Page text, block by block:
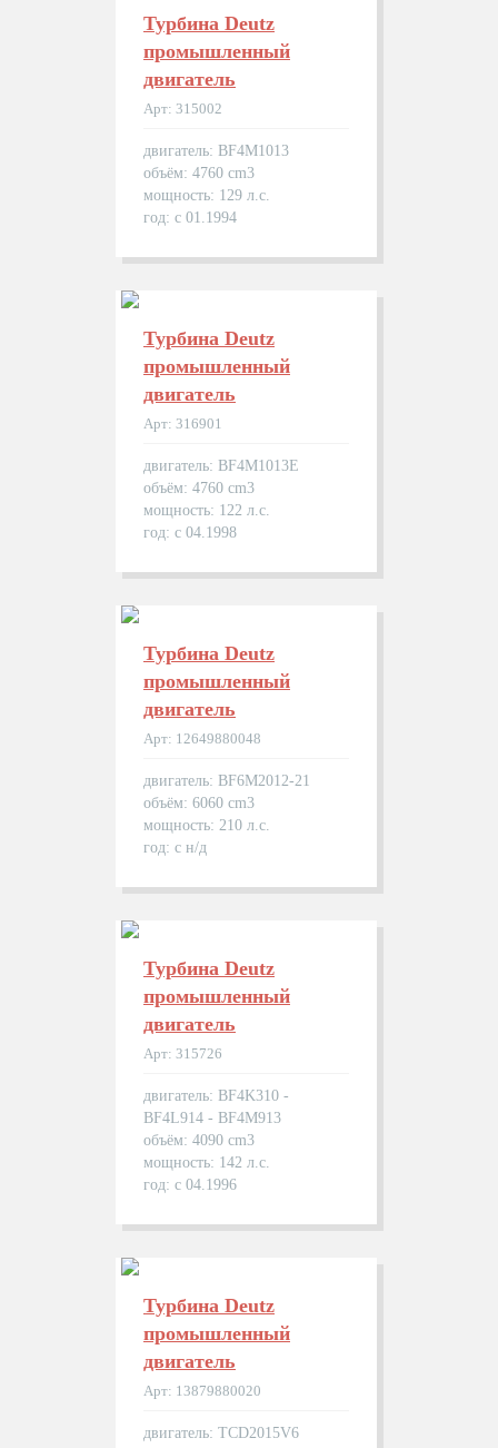
Турбина Deutz
промышленный
двигатель
Арт: 315002
двигатель: BF4M1013
объём: 4760 cm3
мощность: 129 л.с.
год: с 01.1994
Турбина Deutz
промышленный
двигатель
Арт: 316901
двигатель: BF4M1013E
объём: 4760 cm3
мощность: 122 л.с.
год: с 04.1998
Турбина Deutz
промышленный
двигатель
Арт: 12649880048
двигатель: BF6M2012-21
объём: 6060 cm3
мощность: 210 л.с.
год: с н/д
Турбина Deutz
промышленный
двигатель
Арт: 315726
двигатель: BF4K310 -
BF4L914 - BF4M913
объём: 4090 cm3
мощность: 142 л.с.
год: с 04.1996
Турбина Deutz
промышленный
двигатель
Арт: 13879880020
двигатель: TCD2015V6